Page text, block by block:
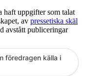
haft uppgifter som talat
av pressetiska skäl
avstått publiceringar
föredragen källa i